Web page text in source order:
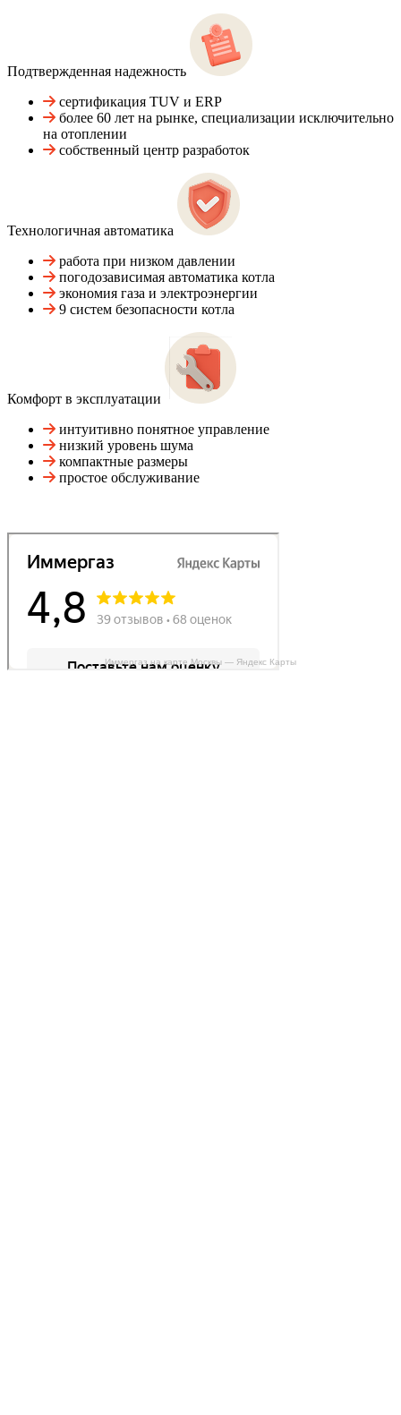
Подтвержденная надежность
сертификация TUV и ERP
более 60 лет на рынке, специализации исключительно
на отоплении
собственный центр разработок
Технологичная автоматика
работа при низком давлении
погодозависимая автоматика котла
экономия газа и электроэнергии
9 систем безопасности котла
Комфорт в эксплуатации
интуитивно понятное управление
низкий уровень шума
компактные размеры
простое обслуживание
Иммергаз на карте Москвы — Яндекс Карты